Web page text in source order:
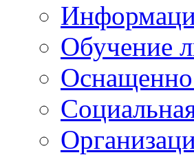
Обучение